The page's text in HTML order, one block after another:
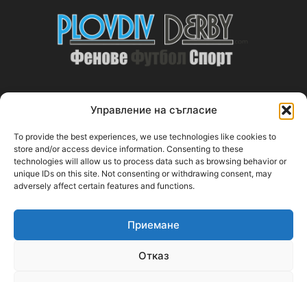
Управление на съгласие
To provide the best experiences, we use technologies like cookies to
store and/or access device information. Consenting to these
technologies will allow us to process data such as browsing behavior or
unique IDs on this site. Not consenting or withdrawing consent, may
adversely affect certain features and functions.
Приемане
Отказ
ABOUT US
PlovdivDerby.com е първата пловдивска изцяло футболна
медия!
Свържи се с нас:plovdivderby.com@gmail.com
FOLLOW US